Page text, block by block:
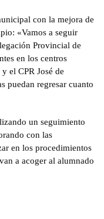
con la mejora de
«Vamos a seguir
Provincial de
en los centros
el CPR José de
puedan regresar cuanto
un seguimiento
con las
en los procedimientos
a acoger al alumnado